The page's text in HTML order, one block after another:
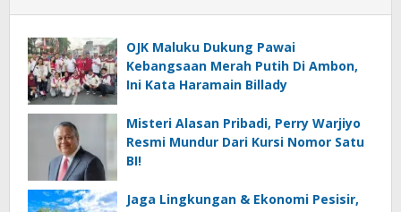
OJK Maluku Dukung Pawai
Kebangsaan Merah Putih Di Ambon,
Ini Kata Haramain Billady
Misteri Alasan Pribadi, Perry Warjiyo
Resmi Mundur Dari Kursi Nomor Satu
BI!
Jaga Lingkungan & Ekonomi Pesisir,